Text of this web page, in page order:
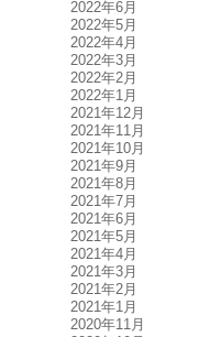
2022年6月
2022年5月
2022年4月
2022年3月
2022年2月
2022年1月
2021年12月
2021年11月
2021年10月
2021年9月
2021年8月
2021年7月
2021年6月
2021年5月
2021年4月
2021年3月
2021年2月
2021年1月
2020年11月